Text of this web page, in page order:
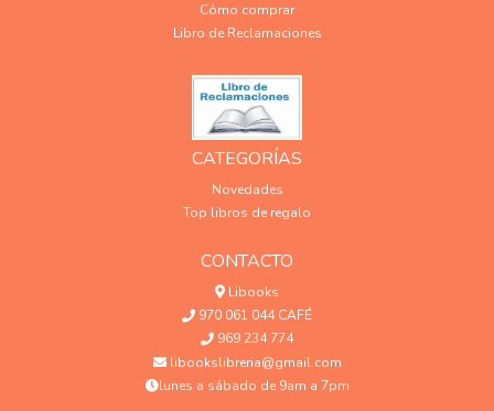
Cómo comprar
Libro de Reclamaciones
CATEGORÍAS
Novedades
Top libros de regalo
CONTACTO
Libooks
970 061 044 CAFÉ
969 234 774
libookslibreria@gmail.com
lunes a sábado de 9am a 7pm